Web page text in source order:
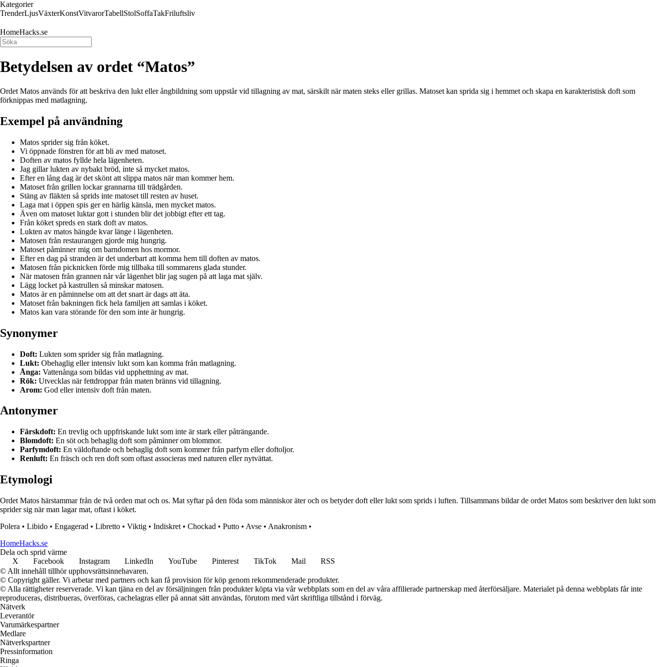
Kategorier
TrenderLjusVäxterKonstVitvarorTabellStolSoffaTakFriluftsliv
HomeHacks.se
Betydelsen av ordet “Matos”
Ordet Matos används för att beskriva den lukt eller ångbildning som uppstår vid tillagning av mat, särskilt när maten steks eller grillas. Matoset kan sprida sig i hemmet och skapa en karakteristisk doft som
förknippas med matlagning.
Exempel på användning
Matos sprider sig från köket.
Vi öppnade fönstren för att bli av med matoset.
Doften av matos fyllde hela lägenheten.
Jag gillar lukten av nybakt bröd, inte så mycket matos.
Efter en lång dag är det skönt att slippa matos när man kommer hem.
Matoset från grillen lockar grannarna till trädgården.
Stäng av fläkten så sprids inte matoset till resten av huset.
Laga mat i öppen spis ger en härlig känsla, men mycket matos.
Även om matoset luktar gott i stunden blir det jobbigt efter ett tag.
Från köket spreds en stark doft av matos.
Lukten av matos hängde kvar länge i lägenheten.
Matosen från restaurangen gjorde mig hungrig.
Matoset påminner mig om barndomen hos mormor.
Efter en dag på stranden är det underbart att komma hem till doften av matos.
Matosen från picknicken förde mig tillbaka till sommarens glada stunder.
När matosen från grannen når vår lägenhet blir jag sugen på att laga mat själv.
Lägg locket på kastrullen så minskar matosen.
Matos är en påminnelse om att det snart är dags att äta.
Matoset från bakningen fick hela familjen att samlas i köket.
Matos kan vara störande för den som inte är hungrig.
Synonymer
Doft: Lukten som sprider sig från matlagning.
Lukt: Obehaglig eller intensiv lukt som kan komma från matlagning.
Ånga: Vattenånga som bildas vid upphettning av mat.
Rök: Utvecklas när fettdroppar från maten bränns vid tillagning.
Arom: God eller intensiv doft från maten.
Antonymer
Färskdoft: En trevlig och uppfriskande lukt som inte är stark eller påträngande.
Blomdoft: En söt och behaglig doft som påminner om blommor.
Parfymdoft: En väldoftande och behaglig doft som kommer från parfym eller doftoljor.
Renluft: En fräsch och ren doft som oftast associeras med naturen eller nytvättat.
Etymologi
Ordet Matos härstammar från de två orden mat och os. Mat syftar på den föda som människor äter och os betyder doft eller lukt som sprids i luften. Tillsammans bildar de ordet Matos som beskriver den lukt som
sprider sig när man lagar mat, oftast i köket.
Polera • Libido • Engagerad • Libretto • Viktig • Indiskret • Chockad • Putto • Avse • Anakronism •
HomeHacks.se
Dela och sprid värme
X
Facebook Instagram LinkedIn YouTube Pinterest TikTok Mail
RSS
© Allt innehåll tillhör upphovsrättsinnehavaren.
© Copyright gäller. Vi arbetar med partners och kan få provision för köp genom rekommenderade produkter.
© Alla rättigheter reserverade. Vi kan tjäna en del av försäljningen från produkter köpta via vår webbplats som en del av våra affilierade partnerskap med återförsäljare. Materialet på denna webbplats får inte
reproduceras, distribueras, överföras, cachelagras eller på annat sätt användas, förutom med vårt skriftliga tillstånd i förväg.
Nätverk
Leverantör
Varumärkespartner
Medlare
Nätverkspartner
Pressinformation
Ringa